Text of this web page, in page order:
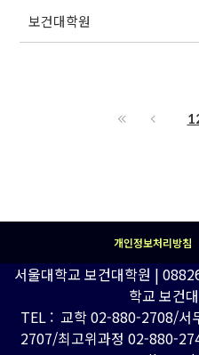
보건대학원
개인정보처리방침
서울대학교 보건대학원 |
학교 보건
TEL : 교학 02-880-2708/
2707/최고위과정 02-880-